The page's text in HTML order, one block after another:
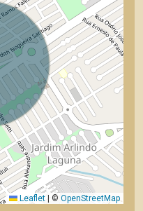
Leaflet © OpenStreetMap